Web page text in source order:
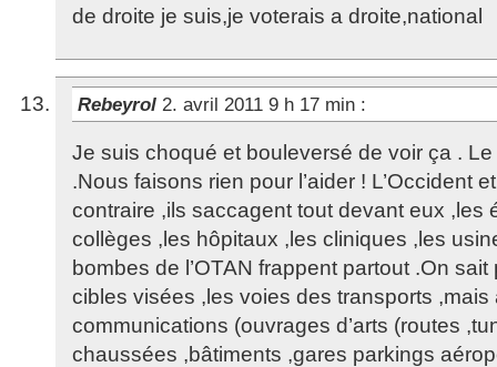
de droite je suis,je voterais a droite,national
Rebeyrol 2. avril 2011 9 h 17 min :
Je suis choqué et bouleversé de voir ça .
.Nous faisons rien pour l’aider ! L’Occident
contraire ,ils saccagent tout devant eux ,les
collèges ,les hôpitaux ,les cliniques ,les
bombes de l’OTAN frappent partout .On
cibles visées ,les voies des transports
communications (ouvrages d’arts (routes
chaussées ,bâtiments ,gares parkings